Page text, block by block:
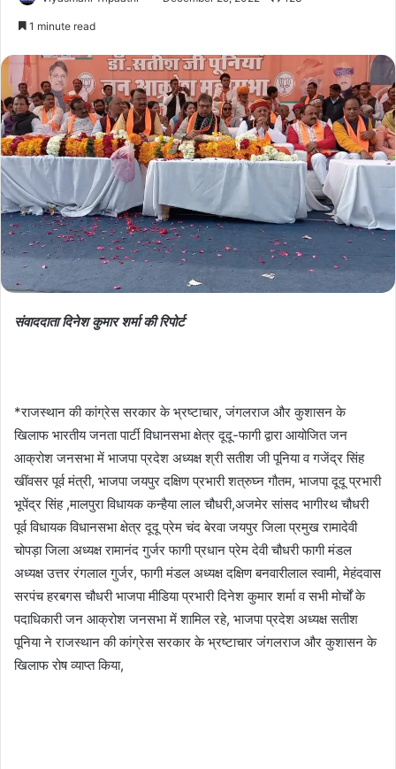
1 minute read
संवाददाता दिनेश कुमार शर्मा की रिपोर्ट
*राजस्थान की कांग्रेस सरकार के भ्रष्टाचार, जंगलराज और कुशासन के
खिलाफ भारतीय जनता पार्टी विधानसभा क्षेत्र दूदू-फागी द्वारा आयोजित जन
आक्रोश जनसभा में भाजपा प्रदेश अध्यक्ष श्री सतीश जी पूनिया व गजेंद्र सिंह
खींवसर पूर्व मंत्री, भाजपा जयपुर दक्षिण प्रभारी शत्रुघ्न गौतम, भाजपा दूदू प्रभारी
भूपेंद्र सिंह ,मालपुरा विधायक कन्हैया लाल चौधरी,अजमेर सांसद भागीरथ चौधरी
पूर्व विधायक विधानसभा क्षेत्र दूदू प्रेम चंद बेरवा जयपुर जिला प्रमुख रामादेवी
चोपड़ा जिला अध्यक्ष रामानंद गुर्जर फागी प्रधान प्रेम देवी चौधरी फागी मंडल
अध्यक्ष उत्तर रंगलाल गुर्जर, फागी मंडल अध्यक्ष दक्षिण बनवारीलाल स्वामी, मेहंदवास
सरपंच हरबगस चौधरी भाजपा मीडिया प्रभारी दिनेश कुमार शर्मा व सभी मोर्चों के
पदाधिकारी जन आक्रोश जनसभा में शामिल रहे, भाजपा प्रदेश अध्यक्ष सतीश
पूनिया ने राजस्थान की कांग्रेस सरकार के भ्रष्टाचार जंगलराज और कुशासन के
खिलाफ रोष व्याप्त किया,